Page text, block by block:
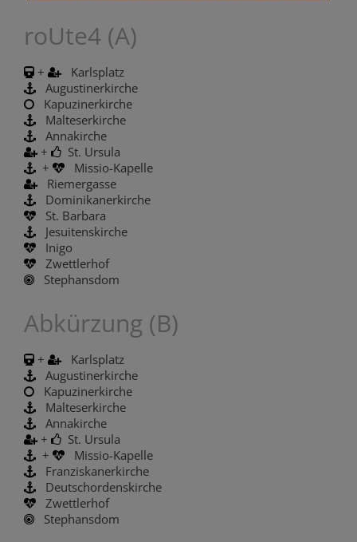
roUte4 (A)
+
Karlsplatz
Augustinerkirche
Kapuzinerkirche
Malteserkirche
Annakirche
+
St. Ursula
+
Missio-Kapelle
Riemergasse
Dominikanerkirche
St. Barbara
Jesuitenskirche
Inigo
Zwettlerhof
Stephansdom
Abkürzung (B)
+
Karlsplatz
Augustinerkirche
Kapuzinerkirche
Malteserkirche
Annakirche
+
St. Ursula
+
Missio-Kapelle
Franziskanerkirche
Deutschordenskirche
Zwettlerhof
Stephansdom